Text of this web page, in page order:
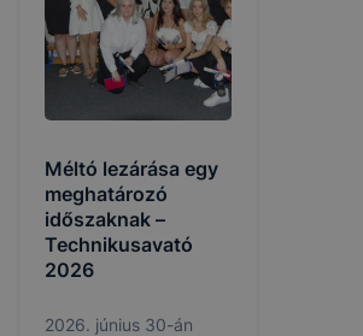
Méltó lezárása egy
meghatározó
időszaknak –
Technikusavató
2026
2026. június 30-án